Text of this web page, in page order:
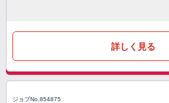
詳しく見る
ジョブNo.854875